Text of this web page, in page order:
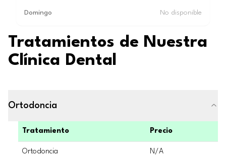
Domingo No disponible
Tratamientos de Nuestra
Clínica Dental
Ortodoncia
Tratamiento Precio
Ortodoncia N/A